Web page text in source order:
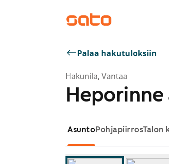
Palaa hakutuloksiin
Hakunila, Vantaa
Heporinne
AsuntoPohjapiirrosTalon